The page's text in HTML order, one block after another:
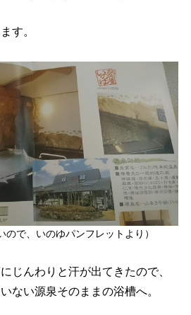
す。
ので、いのゆパンフレットより）
じんわりと汗が出てきたので、
ない源泉そのままの浴槽へ。